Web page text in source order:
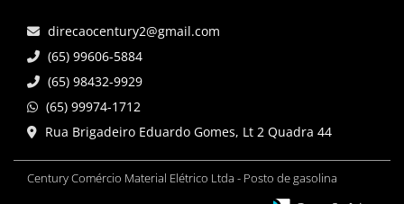
direcaocentury2@gmail.com
(65) 99606-5884
(65) 98432-9929
(65) 99974-1712
Rua Brigadeiro Eduardo Gomes, Lt 2 Quadra 44
Century Comércio Material Elétrico Ltda - Posto de gasolina